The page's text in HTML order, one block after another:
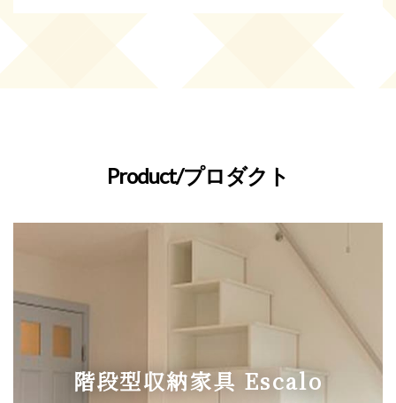
Product/プロダクト
階段型収納家具 Escalo